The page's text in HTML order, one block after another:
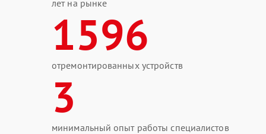
лет на рынке
1596
отремонтированных устройств
3
минимальный опыт работы специалистов